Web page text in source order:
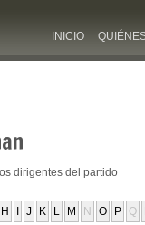
INICIO
dirigentes del partido
H J K L M N O P Q